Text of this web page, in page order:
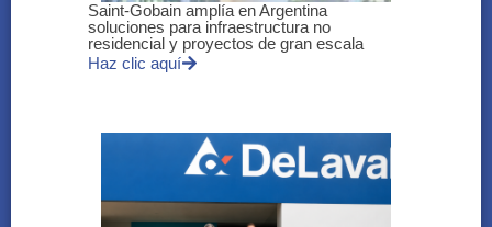
Saint-Gobain amplía en Argentina
soluciones para infraestructura no
residencial y proyectos de gran escala
Haz clic aquí